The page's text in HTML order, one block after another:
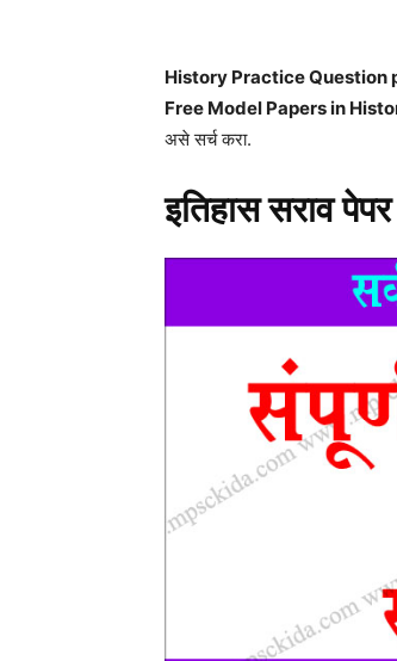
History Practice Question
Free Model Papers in
असे सर्च करा.
इतिहास सराव पेपर